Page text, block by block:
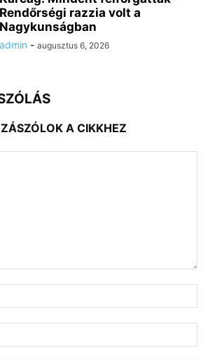
Rendőrségi razzia volt a
Nagykunságban
admin - augusztus 6, 2026
A CIKKHEZ